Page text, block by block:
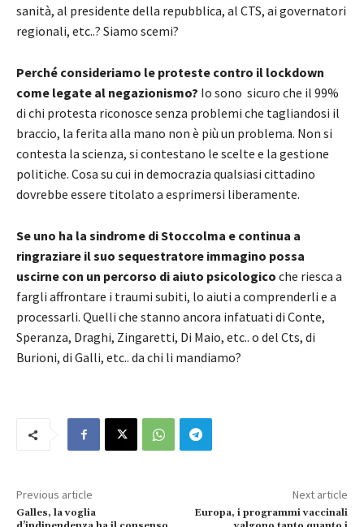
sanità, al presidente della repubblica, al CTS, ai governatori
regionali, etc..? Siamo scemi?
Perché consideriamo le proteste contro il lockdown
come legate al negazionismo? Io sono sicuro che il 99%
di chi protesta riconosce senza problemi che tagliandosi il
braccio, la ferita alla mano non è più un problema. Non si
contesta la scienza, si contestano le scelte e la gestione
politiche. Cosa su cui in democrazia qualsiasi cittadino
dovrebbe essere titolato a esprimersi liberamente.
Se uno ha la sindrome di Stoccolma e continua a
ringraziare il suo sequestratore immagino possa
uscirne con un percorso di aiuto psicologico che riesca a
fargli affrontare i traumi subiti, lo aiuti a comprenderli e a
processarli. Quelli che stanno ancora infatuati di Conte,
Speranza, Draghi, Zingaretti, Di Maio, etc.. o del Cts, di
Burioni, di Galli, etc.. da chi li mandiamo?
Previous article
Galles, la voglia
Next article
Europa, i programmi vaccinali